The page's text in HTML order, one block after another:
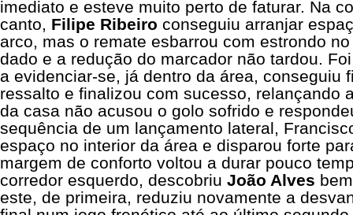
imediato e esteve muito perto de faturar. Na
canto, Filipe Ribeiro conseguiu arranjar
arco, mas o remate esbarrou com estrondo
dado e a redução do marcador não tardou.
a evidenciar-se, já dentro da área, conseguiu
ressalto e finalizou com sucesso, relançando
da casa não acusou o golo sofrido e
sequência de um lançamento lateral,
espaço no interior da área e disparou forte
margem de conforto voltou a durar pouco
corredor esquerdo, descobriu João Alves
este, de primeira, reduziu novamente a